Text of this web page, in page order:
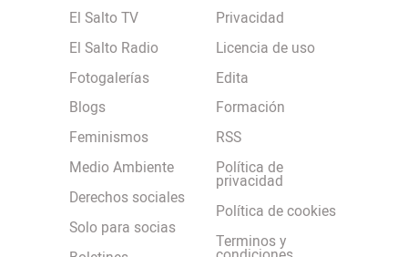
El Salto TV
El Salto Radio
Fotogalerías
Blogs
Feminismos
Medio Ambiente
Derechos sociales
Solo para socias
Privacidad
Licencia de uso
Edita
Formación
RSS
Política de
privacidad
Política de cookies
Terminos y